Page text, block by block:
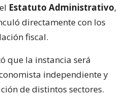
Estatuto Administrativo,
directamente con los
fiscal.
que la instancia será
independiente y
de distintos sectores.